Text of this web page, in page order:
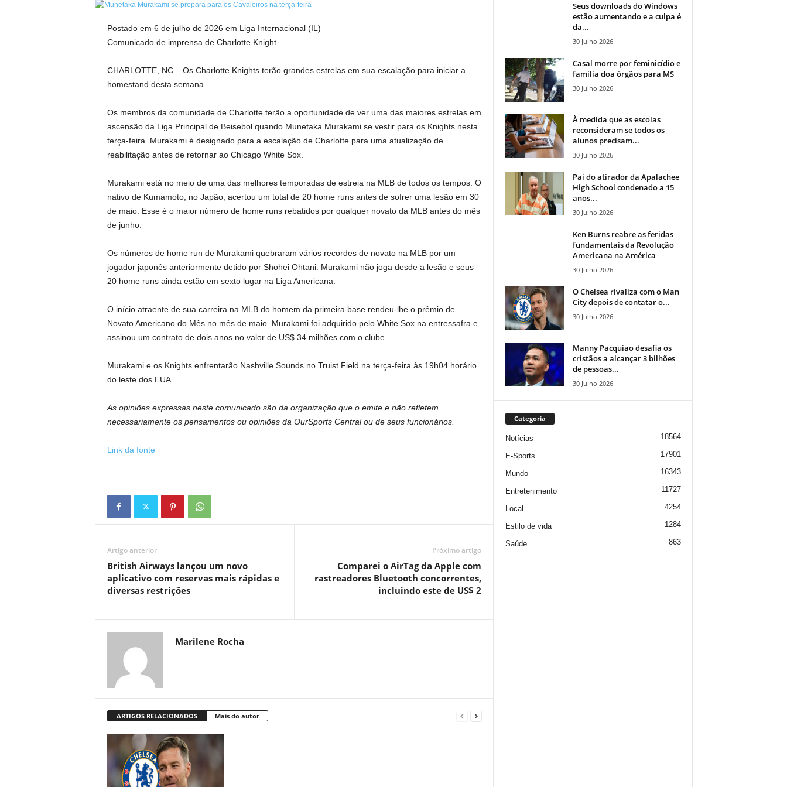
Postado em 6 de julho de 2026 em Liga Internacional (IL)
Comunicado de imprensa de Charlotte Knight
CHARLOTTE, NC – Os Charlotte Knights terão grandes estrelas em sua escalação para iniciar a
homestand desta semana.
Os membros da comunidade de Charlotte terão a oportunidade de ver uma das maiores estrelas em
ascensão da Liga Principal de Beisebol quando Munetaka Murakami se vestir para os Knights nesta
terça-feira. Murakami é designado para a escalação de Charlotte para uma atualização de
reabilitação antes de retornar ao Chicago White Sox.
Murakami está no meio de uma das melhores temporadas de estreia na MLB de todos os tempos. O
nativo de Kumamoto, no Japão, acertou um total de 20 home runs antes de sofrer uma lesão em 30
de maio. Esse é o maior número de home runs rebatidos por qualquer novato da MLB antes do mês
de junho.
Os números de home run de Murakami quebraram vários recordes de novato na MLB por um
jogador japonês anteriormente detido por Shohei Ohtani. Murakami não joga desde a lesão e seus
20 home runs ainda estão em sexto lugar na Liga Americana.
O início atraente de sua carreira na MLB do homem da primeira base rendeu-lhe o prêmio de
Novato Americano do Mês no mês de maio. Murakami foi adquirido pelo White Sox na entressafra e
assinou um contrato de dois anos no valor de US$ 34 milhões com o clube.
Murakami e os Knights enfrentarão Nashville Sounds no Truist Field na terça-feira às 19h04 horário
do leste dos EUA.
As opiniões expressas neste comunicado são da organização que o emite e não refletem
necessariamente os pensamentos ou opiniões da OurSports Central ou de seus funcionários.
Link da fonte
Artigo anterior
British Airways lançou um novo
aplicativo com reservas mais rápidas e
diversas restrições
Próximo artigo
Comparei o AirTag da Apple com
rastreadores Bluetooth concorrentes,
incluindo este de US$ 2
Marilene Rocha
ARTIGOS RELACIONADOS Mais do autor
Seus downloads do Windows
estão aumentando e a culpa é
da...
30 Julho 2026
Casal morre por feminicídio e
família doa órgãos para MS
30 Julho 2026
À medida que as escolas
reconsideram se todos os
alunos precisam...
30 Julho 2026
Pai do atirador da Apalachee
High School condenado a 15
anos...
30 Julho 2026
Ken Burns reabre as feridas
fundamentais da Revolução
Americana na América
30 Julho 2026
O Chelsea rivaliza com o Man
City depois de contatar o...
30 Julho 2026
Manny Pacquiao desafia os
cristãos a alcançar 3 bilhões
de pessoas...
30 Julho 2026
Categoria
Notícias 18564
E-Sports 17901
Mundo 16343
Entretenimento 11727
Local 4254
Estilo de vida 1284
Saúde 863